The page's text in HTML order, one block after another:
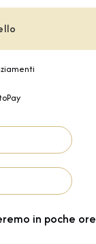
in poche ore